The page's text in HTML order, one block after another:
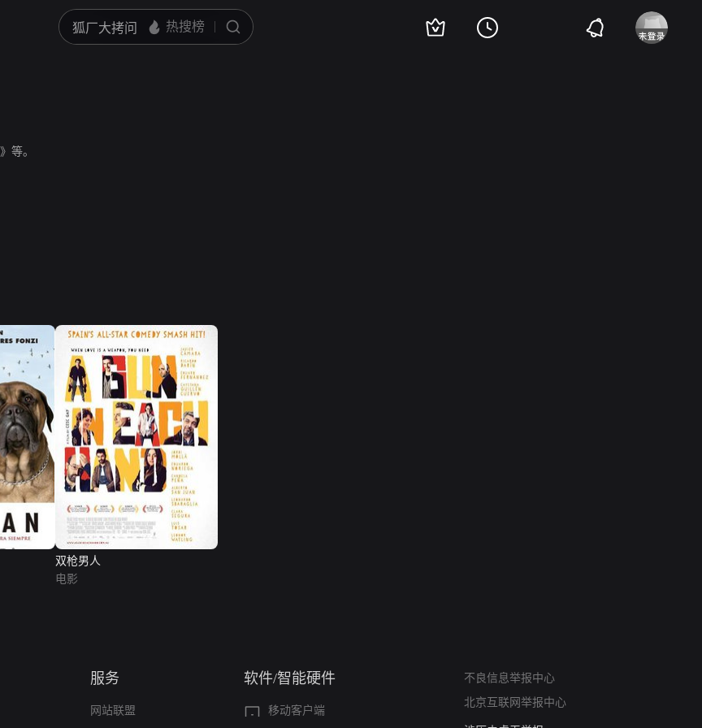
等。
双枪男人
电影
服务
网站联盟
软件/智能硬件
移动客户端
不良信息举报中心
北京互联网举报中心
亚运会举报专区